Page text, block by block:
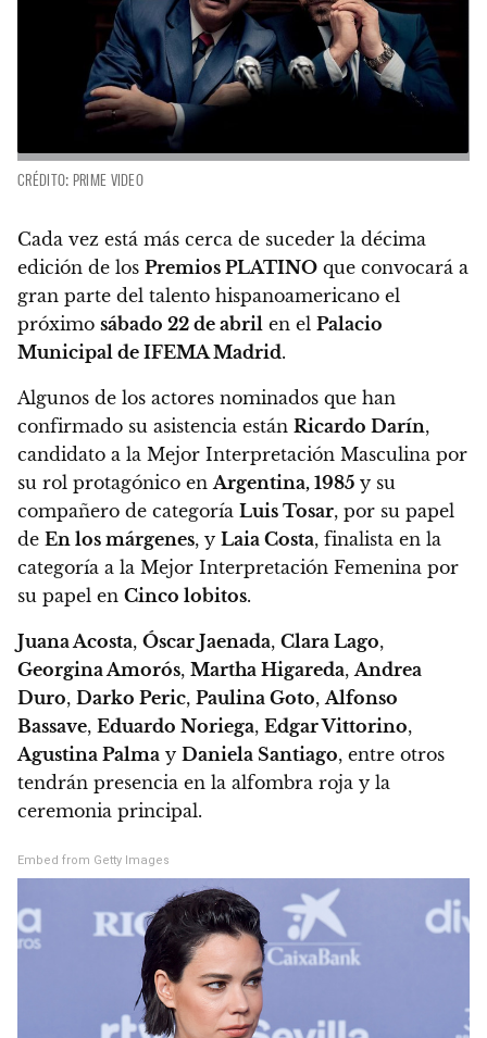
CRÉDITO: PRIME VIDEO
Cada vez está más cerca de suceder la décima
edición de los Premios PLATINO que convocará a
gran parte del talento hispanoamericano el
próximo sábado 22 de abril en el Palacio
Municipal de IFEMA Madrid.
Algunos de los actores nominados que han
confirmado su asistencia están Ricardo Darín,
candidato a la Mejor Interpretación Masculina por
su rol protagónico enArgentina, 1985 y su
compañero de categoría Luis Tosar, por su papel
de En los márgenes, y Laia Costa, finalista en la
categoría a la Mejor Interpretación Femenina por
su papel en Cinco lobitos.
Juana Acosta, Óscar Jaenada, Clara Lago,
Georgina Amorós, Martha Higareda,Andrea
Duro, Darko Peric, Paulina Goto,Alfonso
Bassave, Eduardo Noriega, Edgar Vittorino,
Agustina Palma y Daniela Santiago, entre otros
tendrán presencia en la alfombra roja y la
ceremonia principal.
Embed from Getty Images